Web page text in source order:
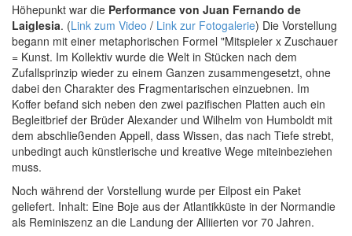
Höhepunkt war die Performance von Juan Fernando de
Laiglesia. (Link zum Video / Link zur Fotogalerie) Die Vorstellung
begann mit einer metaphorischen Formel "Mitspieler x Zuschauer
= Kunst. Im Kollektiv wurde die Welt in Stücken nach dem
Zufallsprinzip wieder zu einem Ganzen zusammengesetzt, ohne
dabei den Charakter des Fragmentarischen einzuebnen. Im
Koffer befand sich neben den zwei pazifischen Platten auch ein
Begleitbrief der Brüder Alexander und Wilhelm von Humboldt mit
dem abschließenden Appell, dass Wissen, das nach Tiefe strebt,
unbedingt auch künstlerische und kreative Wege miteinbeziehen
muss.
Noch während der Vorstellung wurde per Eilpost ein Paket
geliefert. Inhalt: Eine Boje aus der Atlantikküste in der Normandie
als Reminiszenz an die Landung der Alliierten vor 70 Jahren.